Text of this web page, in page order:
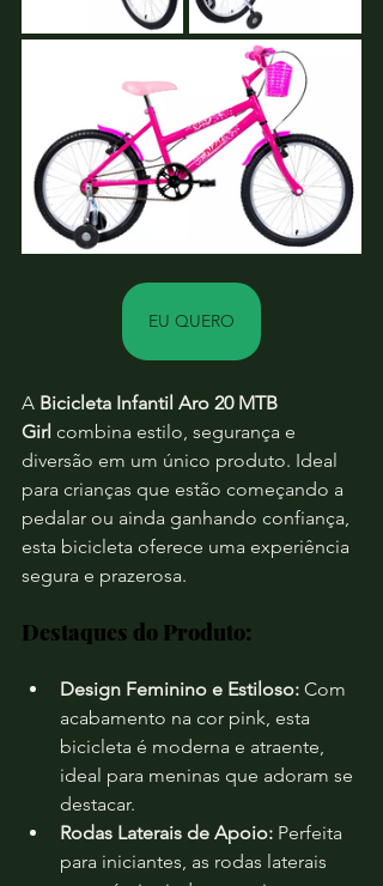
EU QUERO
A Bicicleta Infantil Aro 20 MTB
Girl combina estilo, segurança e
diversão em um único produto. Ideal
para crianças que estão começando a
pedalar ou ainda ganhando confiança,
esta bicicleta oferece uma experiência
segura e prazerosa.
Destaques do Produto:
Design Feminino e Estiloso: Com
acabamento na cor pink, esta
bicicleta é moderna e atraente,
ideal para meninas que adoram se
destacar.
Rodas Laterais de Apoio: Perfeita
para iniciantes, as rodas laterais